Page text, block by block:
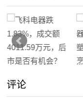
评论